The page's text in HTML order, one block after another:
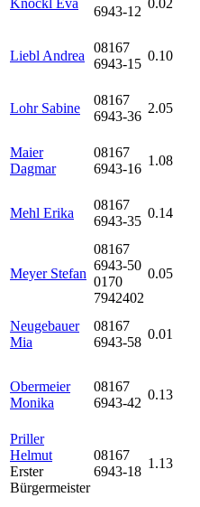
Knöckl Eva
6943-12
0.02
Liebl Andrea
08167
6943-15
0.10
Lohr Sabine
08167
6943-36
2.05
Maier
Dagmar
08167
6943-16
1.08
Mehl Erika
08167
6943-35
0.14
Meyer Stefan
08167
6943-50
0170
7942402
0.05
Neugebauer
Mia
08167
6943-58
0.01
Obermeier
Monika
08167
6943-42
0.13
Priller
Helmut
Erster
Bürgermeister
08167
6943-18
1.13